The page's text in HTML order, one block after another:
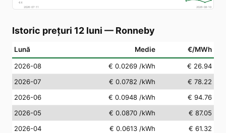
€4
2026-07-11
2026-08-10
Istoric prețuri 12 luni — Ronneby
Lună Medie €/MWh
2026-08 € 0.0269 /kWh
€ 26.94
2026-07
€ 0.0782 /kWh
€ 78.22
2026-06
€ 0.0948 /kWh
€ 94.76
2026-05
€ 0.0870 /kWh
€ 87.05
2026-04
€ 0.0613 /kWh
€ 61.32